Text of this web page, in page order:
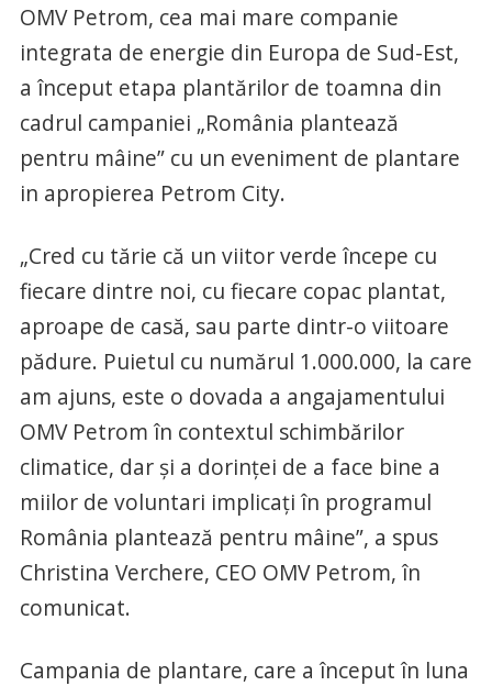
OMV Petrom, cea mai mare companie
integrata de energie din Europa de Sud-Est,
a început etapa plantărilor de toamna din
cadrul campaniei „România plantează
pentru mâine” cu un eveniment de plantare
in apropierea Petrom City.
„Cred cu tărie că un viitor verde începe cu
fiecare dintre noi, cu fiecare copac plantat,
aproape de casă, sau parte dintr-o viitoare
pădure. Puietul cu numărul 1.000.000, la care
am ajuns, este o dovada a angajamentului
OMV Petrom în contextul schimbărilor
climatice, dar și a dorinței de a face bine a
miilor de voluntari implicați în programul
România plantează pentru mâine”, a spus
Christina Verchere, CEO OMV Petrom, în
comunicat.
Campania de plantare, care a început în luna